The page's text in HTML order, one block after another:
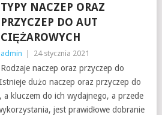
TYPY NACZEP ORAZ
PRZYCZEP DO AUT
CIĘŻAROWYCH
admin 24 stycznia 2021
Rodzaje naczep oraz przyczep do
dużo naczep oraz przyczep do
a kluczem do ich wydajnego, a przede
jest prawidłowe dobranie